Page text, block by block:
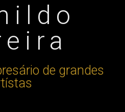
de grandes